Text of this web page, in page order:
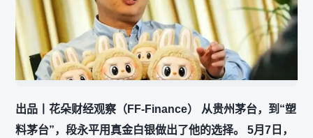
出品丨花朵财经观察（FF-Finance） 从贵州茅台，到“塑
料茅台”，段永平用真金白银做出了他的选择。 5月7日，